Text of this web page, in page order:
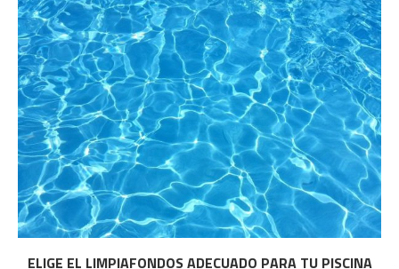
ELIGE EL LIMPIAFONDOS ADECUADO PARA TU PISCINA